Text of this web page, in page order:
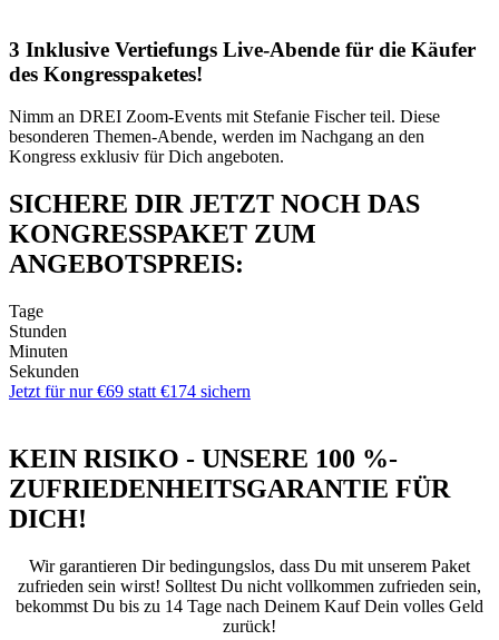
3 Inklusive Vertiefungs Live-Abende für die Käufer
des Kongresspaketes!
Nimm an DREI Zoom-Events mit Stefanie Fischer teil. Diese
besonderen Themen-Abende, werden im Nachgang an den
Kongress exklusiv für Dich angeboten.
SICHERE DIR JETZT NOCH DAS
KONGRESSPAKET ZUM
ANGEBOTSPREIS:
Tage
Stunden
Minuten
Sekunden
Jetzt für nur €69 statt €174 sichern
KEIN RISIKO - UNSERE 100 %-
ZUFRIEDENHEITS­GARANTIE FÜR
DICH!
Wir garantieren Dir bedingungslos, dass Du mit unserem Paket
zufrieden sein wirst! Solltest Du nicht vollkommen zufrieden sein,
bekommst Du bis zu 14 Tage nach Deinem Kauf Dein volles Geld
zurück!